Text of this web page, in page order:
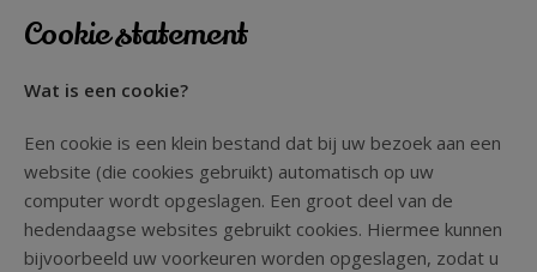
Cookie statement
Wat is een cookie?
Een cookie is een klein bestand dat bij uw bezoek aan een
website (die cookies gebruikt) automatisch op uw
computer wordt opgeslagen. Een groot deel van de
hedendaagse websites gebruikt cookies. Hiermee kunnen
bijvoorbeeld uw voorkeuren worden opgeslagen, zodat u